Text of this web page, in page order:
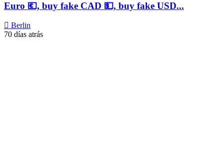
Euro 💶, buy fake CAD 💵, buy fake USD...
Berlin
70 días atrás